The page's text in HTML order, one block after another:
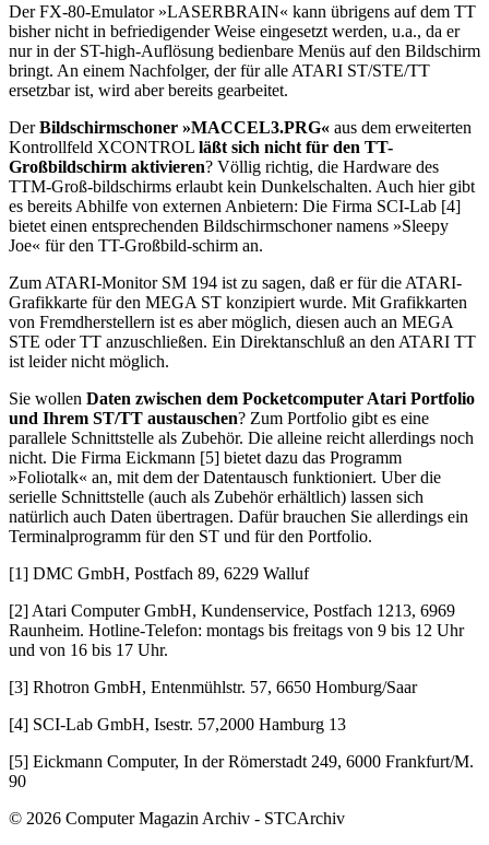
Der FX-80-Emulator »LASERBRAIN« kann übrigens auf dem TT
bisher nicht in befriedigender Weise eingesetzt werden, u.a., da er
nur in der ST-high-Auflösung bedienbare Menüs auf den Bildschirm
bringt. An einem Nachfolger, der für alle ATARI ST/STE/TT
ersetzbar ist, wird aber bereits gearbeitet.
DerBildschirmschoner »MACCEL3.PRG« aus dem erweiterten
Kontrollfeld XCONTROL läßt sich nicht für den TT-
Großbildschirm aktivieren? Völlig richtig, die Hardware des
TTM-Groß-bildschirms erlaubt kein Dunkelschalten. Auch hier gibt
es bereits Abhilfe von externen Anbietern: Die Firma SCI-Lab [4]
bietet einen entsprechenden Bildschirmschoner namens »Sleepy
Joe« für den TT-Großbild-schirm an.
Zum ATARI-Monitor SM 194 ist zu sagen, daß er für die ATARI-
Grafikkarte für den MEGA ST konzipiert wurde. Mit Grafikkarten
von Fremdherstellern ist es aber möglich, diesen auch an MEGA
STE oder TT anzuschließen. Ein Direktanschluß an den ATARI TT
ist leider nicht möglich.
Sie wollen Daten zwischen dem Pocketcomputer Atari Portfolio
und Ihrem ST/TT austauschen? Zum Portfolio gibt es eine
parallele Schnittstelle als Zubehör. Die alleine reicht allerdings noch
nicht. Die Firma Eickmann [5] bietet dazu das Programm
»Foliotalk« an, mit dem der Datentausch funktioniert. Uber die
serielle Schnittstelle (auch als Zubehör erhältlich) lassen sich
natürlich auch Daten übertragen. Dafür brauchen Sie allerdings ein
Terminalprogramm für den ST und für den Portfolio.
[1] DMC GmbH, Postfach 89, 6229 Walluf
[2] Atari Computer GmbH, Kundenservice, Postfach 1213, 6969
Raunheim. Hotline-Telefon: montags bis freitags von 9 bis 12 Uhr
und von 16 bis 17 Uhr.
[3] Rhotron GmbH, Entenmühlstr. 57, 6650 Homburg/Saar
[4] SCI-Lab GmbH, Isestr. 57,2000 Hamburg 13
[5] Eickmann Computer, In der Römerstadt 249, 6000 Frankfurt/M.
90
© 2026 Computer Magazin Archiv - STCArchiv